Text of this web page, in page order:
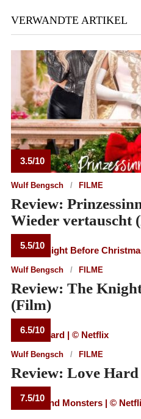
VERWANDTE ARTIKEL
3.5/10
Wulf Bengsch FILME
Review:
Wieder vertauscht
5.5/10
Wulf Bengsch FILME
Review: The
(Film)
6.5/10
Wulf Bengsch FILME
Review: Love
7.5/10